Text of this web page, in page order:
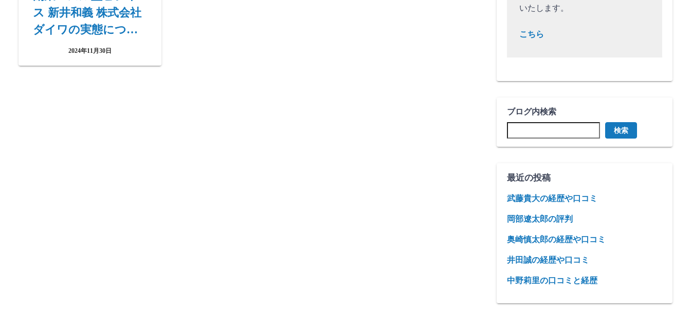
ス 新井和義 株式会社
ダイワの実態につい
2024年11月30日
いたします。
こちら
ブログ内検索
検索
最近の投稿
武藤貴大の経歴や口コミ
岡部遼太郎の評判
奥崎慎太郎の経歴や口コミ
井田誠の経歴や口コミ
中野莉里の口コミと経歴